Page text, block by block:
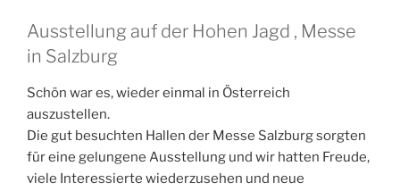
Ausstellung auf der Hohen Jagd , Messe
in Salzburg
Schön war es, wieder einmal in Österreich
auszustellen.
Die gut besuchten Hallen der Messe Salzburg sorgten
für eine gelungene Ausstellung und wir hatten Freude,
viele Interessierte wiederzusehen und neue